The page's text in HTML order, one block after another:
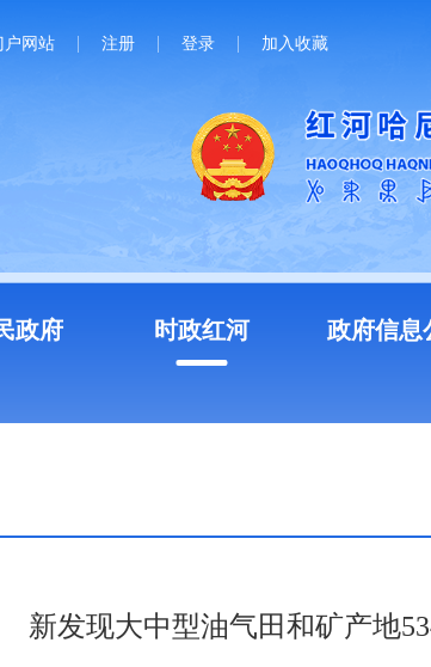
户网站 注册 登录 加入收藏
政府 时政红河 政府信息
新发现大中型油气田和矿产地